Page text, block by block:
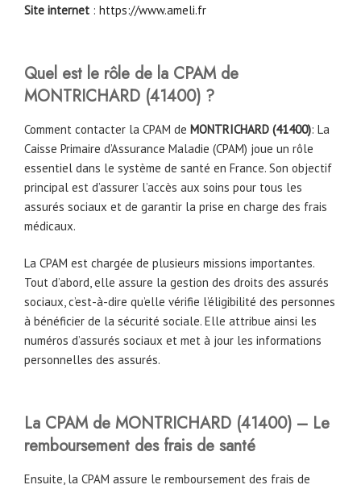
Site internet : https://www.ameli.fr
Quel est le rôle de la CPAM de
MONTRICHARD (41400) ?
Comment contacter la CPAM de MONTRICHARD (41400): La
Caisse Primaire d’Assurance Maladie (CPAM) joue un rôle
essentiel dans le système de santé en France. Son objectif
principal est d’assurer l’accès aux soins pour tous les
assurés sociaux et de garantir la prise en charge des frais
médicaux.
La CPAM est chargée de plusieurs missions importantes.
Tout d’abord, elle assure la gestion des droits des assurés
sociaux, c’est-à-dire qu’elle vérifie l’éligibilité des personnes
à bénéficier de la sécurité sociale. Elle attribue ainsi les
numéros d’assurés sociaux et met à jour les informations
personnelles des assurés.
La CPAM de MONTRICHARD (41400) – Le
remboursement des frais de santé
Ensuite, la CPAM assure le remboursement des frais de